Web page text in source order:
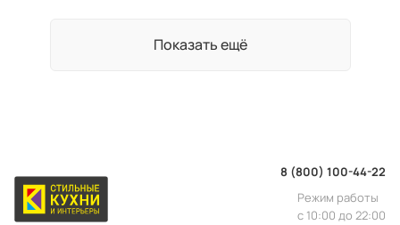
Показать ещё
8 (800) 100-44-22
Режим работы
с 10:00 до 22:00